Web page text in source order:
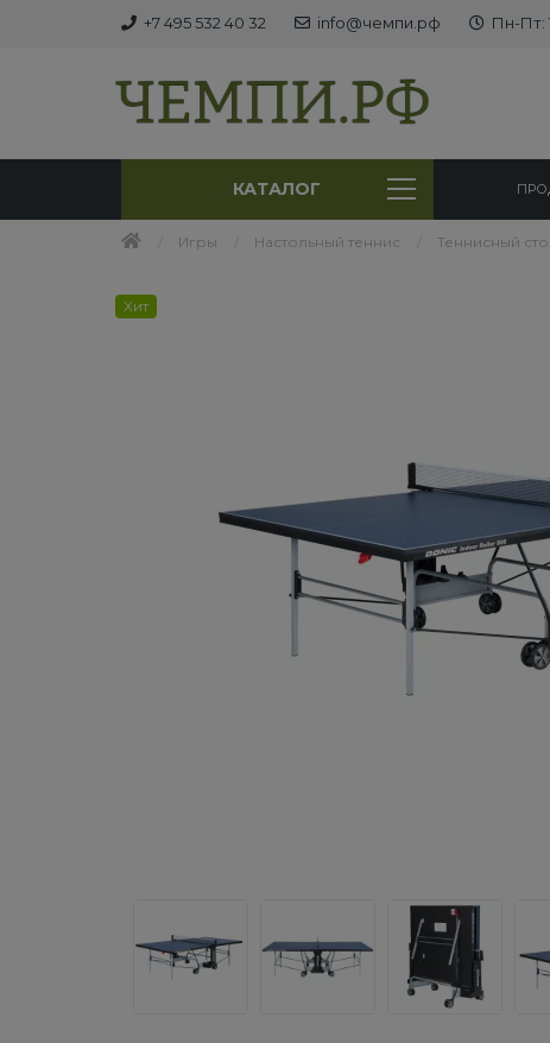
+7 495 532 40 32 info@чемпи.рф Пн-Пт:
КАТАЛОГ
Игры Настольный теннис Теннисный
Хит